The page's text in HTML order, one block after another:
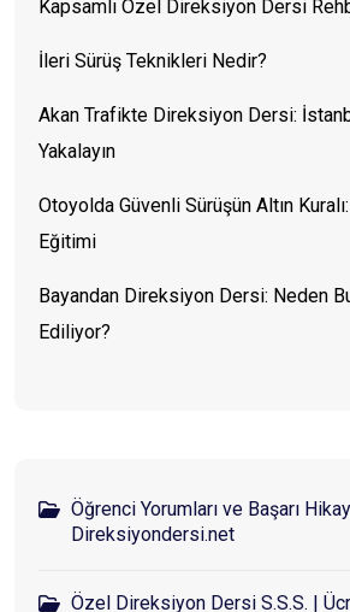
Kapsamlı Özel Direksiyon Dersi
İleri Sürüş Teknikleri Nedir?
Akan Trafikte Direksiyon Dersi:
Yakalayın
Otoyolda Güvenli Sürüşün Altın
Eğitimi
Bayandan Direksiyon Dersi: Neden
Ediliyor?
Öğrenci Yorumları ve Başarı
Direksiyondersi.net
Özel Direksiyon Dersi S.S.S. |